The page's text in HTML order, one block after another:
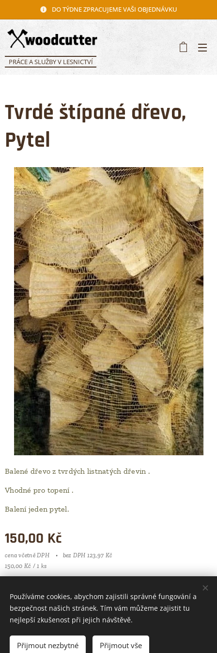
DO TÝDNE ZPRACUJEME VAŠI OBJEDNÁVKU
PRÁCE A SLUŽBY V LESNICTVÍ
Tvrdé štípané dřevo,
Pytel
Balené dřevo z tvrdých listnatých dřevin .
Vhodné pro topení .
Balení jeden pytel.
150,00 Kč
cena včetně DPH
bez DPH 123,97 Kč
150,00 Kč / 1 ks
Woodcutter s.r.o.© 2022
Používáme cookies, abychom zajistili správné fungování a
bezpečnost našich stránek. Tím vám můžeme zajistit tu
nejlepší zkušenost při jejich návštěvě.
Přijmout nezbytné Přijmout vše